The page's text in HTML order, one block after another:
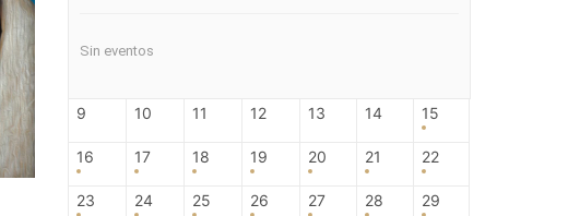
Sin eventos
9 10 11 12 13 14 15
16 17 18 19 20 21 22
23 24 25 26 27 28 29